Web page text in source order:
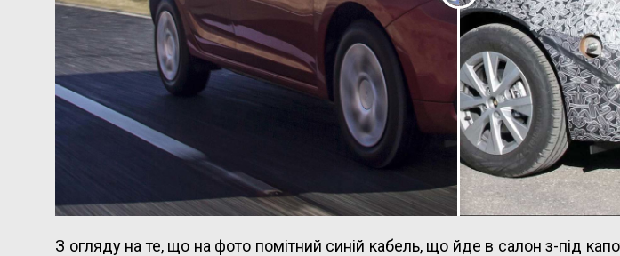
З огляду на те, що на фото помітний синій кабель, що йде в салон з-під